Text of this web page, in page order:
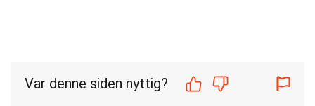
Var denne siden nyttig?